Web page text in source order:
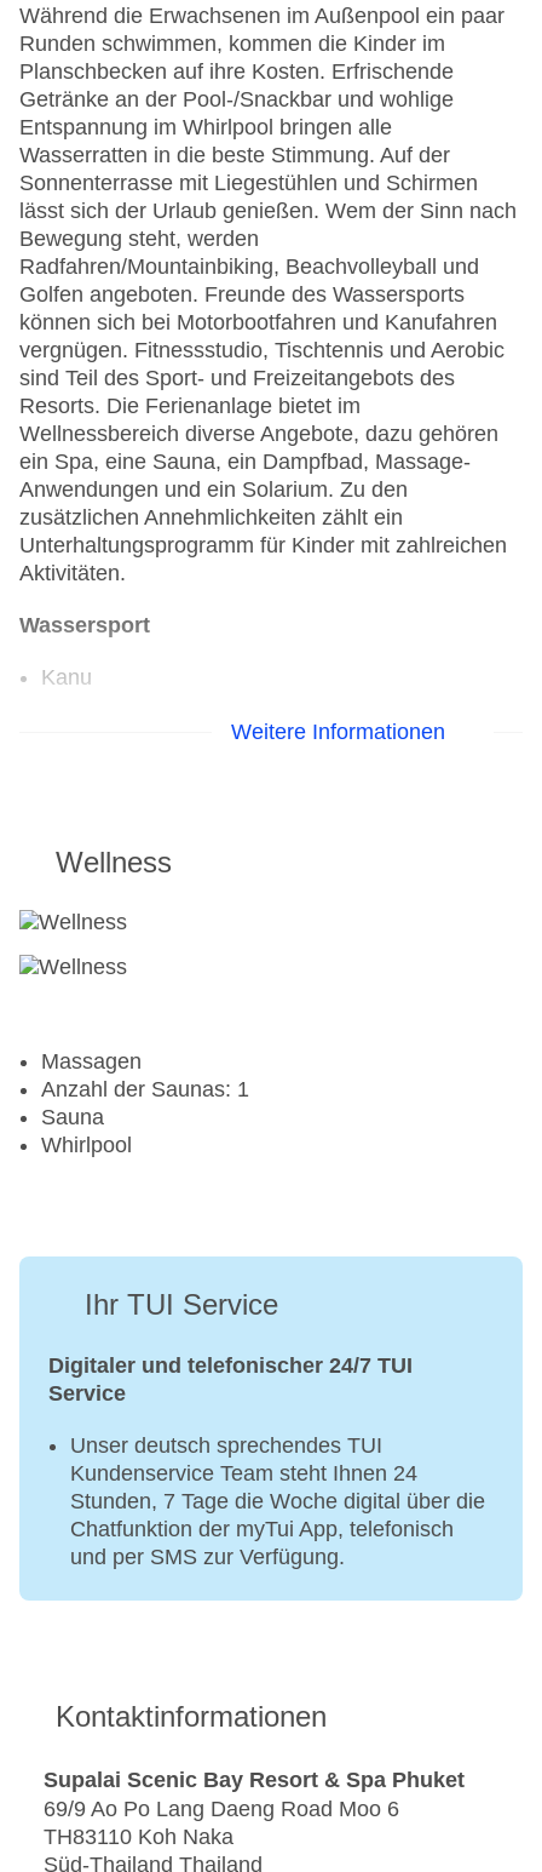
Während die Erwachsenen im Außenpool ein paar
Runden schwimmen, kommen die Kinder im
Planschbecken auf ihre Kosten. Erfrischende
Getränke an der Pool-/Snackbar und wohlige
Entspannung im Whirlpool bringen alle
Wasserratten in die beste Stimmung. Auf der
Sonnenterrasse mit Liegestühlen und Schirmen
lässt sich der Urlaub genießen. Wem der Sinn nach
Bewegung steht, werden
Radfahren/Mountainbiking, Beachvolleyball und
Golfen angeboten. Freunde des Wassersports
können sich bei Motorbootfahren und Kanufahren
vergnügen. Fitnessstudio, Tischtennis und Aerobic
sind Teil des Sport- und Freizeitangebots des
Resorts. Die Ferienanlage bietet im
Wellnessbereich diverse Angebote, dazu gehören
ein Spa, eine Sauna, ein Dampfbad, Massage-
Anwendungen und ein Solarium. Zu den
zusätzlichen Annehmlichkeiten zählt ein
Unterhaltungsprogramm für Kinder mit zahlreichen
Aktivitäten.
Wassersport
Kanu
Beachvolleyball
Fitnessraum
Weitere Informationen
Wellness
Massagen
Anzahl der Saunas: 1
Sauna
Whirlpool
Ihr TUI Service
Digitaler und telefonischer 24/7 TUI
Service
Unser deutsch sprechendes TUI
Kundenservice Team steht Ihnen 24
Stunden, 7 Tage die Woche digital über die
Chatfunktion der myTui App, telefonisch
und per SMS zur Verfügung.
Kontaktinformationen
Supalai Scenic Bay Resort & Spa Phuket
69/9 Ao Po Lang Daeng Road Moo 6
TH83110 Koh Naka
Süd-Thailand Thailand